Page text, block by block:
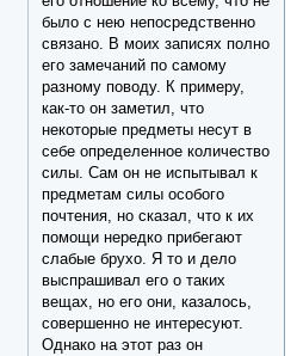
было с нею непосредственно
связано. В моих записях полно
его замечаний по самому
разному поводу. К примеру,
как-то он заметил, что
некоторые предметы несут в
себе определенное количество
силы. Сам он не испытывал к
предметам силы особого
почтения, но сказал, что к их
помощи нередко прибегают
слабые брухо. Я то и дело
выспрашивал его о таких
вещах, но его они, казалось,
совершенно не интересуют.
Однако на этот раз он